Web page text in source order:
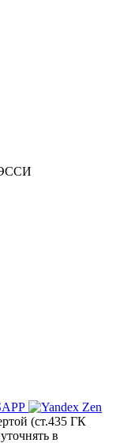
(ст.435 ГК
в